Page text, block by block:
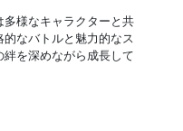
様なキャラクターと共
なバトルと魅力的なス
絆を深めながら成長して